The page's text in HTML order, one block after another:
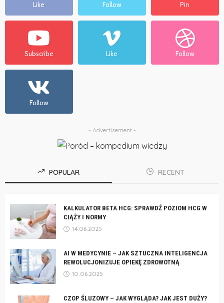
Like Follow Pin
Subscribe Like Follow
Follow
- Advertisement -
POPULAR RECENT
KALKULATOR BETA HCG: SPRAWDŹ POZIOM HCG W
CIĄŻY I NORMY
14.06.2025
AI W MEDYCYNIE – JAK SZTUCZNA INTELIGENCJA
REWOLUCJONIZUJE OPIEKĘ ZDROWOTNĄ
10.06.2025
CZOP ŚLUZOWY – JAK WYGLĄDA? JAK JEST DUŻY?